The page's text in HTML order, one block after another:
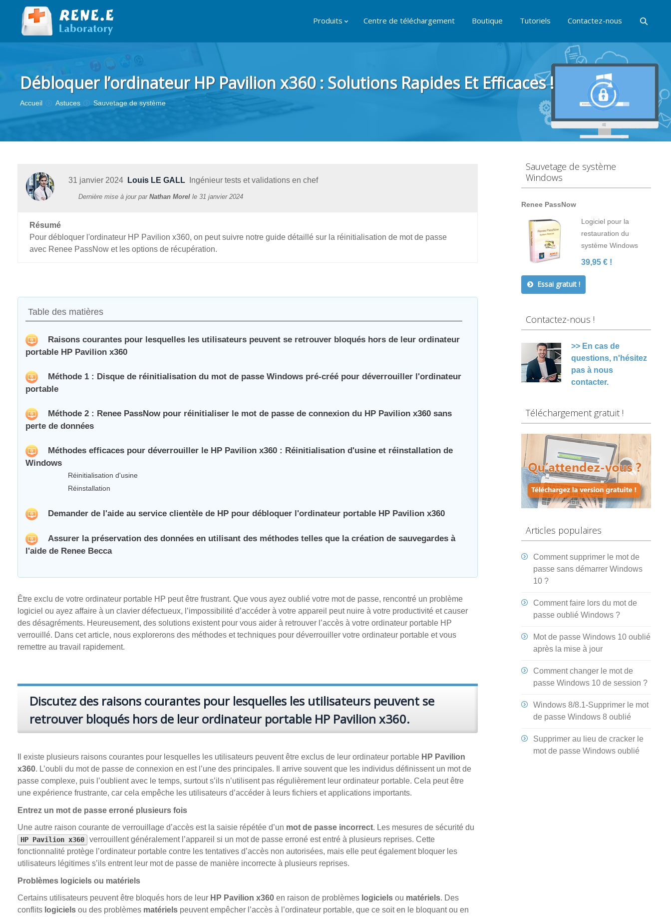
Produits Centre de téléchargement Boutique Tutoriels Contactez-nous
Débloquer l’ordinateur HP Pavilion x360 : Solutions Rapides Et Efficaces !
Vous êtes ici :
Accueil Astuces Sauvetage de système
31 janvier 2024 Louis LE GALL Ingénieur tests et validations en chef
Dernière mise à jour par Nathan Morel le 31 janvier 2024
Résumé
Pour débloquer l'ordinateur HP Pavilion x360, on peut suivre notre guide détaillé sur la réinitialisation de mot de passe
avec Renee PassNow et les options de récupération.
Table des matières
Raisons courantes pour lesquelles les utilisateurs peuvent se retrouver bloqués hors de leur ordinateur
portable HP Pavilion x360
Méthode 1 : Disque de réinitialisation du mot de passe Windows pré-créé pour déverrouiller l'ordinateur
portable
Méthode 2 : Renee PassNow pour réinitialiser le mot de passe de connexion du HP Pavilion x360 sans
perte de données
Méthodes efficaces pour déverrouiller le HP Pavilion x360 : Réinitialisation d'usine et réinstallation de
Windows
Réinitialisation d'usine
Réinstallation
Demander de l'aide au service clientèle de HP pour débloquer l'ordinateur portable HP Pavilion x360
Assurer la préservation des données en utilisant des méthodes telles que la création de sauvegardes à
l'aide de Renee Becca
Être exclu de votre ordinateur portable HP peut être frustrant. Que vous ayez oublié votre mot de passe, rencontré un problème
logiciel ou ayez affaire à un clavier défectueux, l’impossibilité d’accéder à votre appareil peut nuire à votre productivité et causer
des désagréments. Heureusement, des solutions existent pour vous aider à retrouver l’accès à votre ordinateur portable HP
verrouillé. Dans cet article, nous explorerons des méthodes et techniques pour déverrouiller votre ordinateur portable et vous
remettre au travail rapidement.
Discutez des raisons courantes pour lesquelles les utilisateurs peuvent se
retrouver bloqués hors de leur ordinateur portable HP Pavilion x360.
Il existe plusieurs raisons courantes pour lesquelles les utilisateurs peuvent être exclus de leur ordinateur portable HP Pavilion
x360. L’oubli du mot de passe de connexion en est l’une des principales. Il arrive souvent que les individus définissent un mot de
passe complexe, puis l’oublient avec le temps, surtout s’ils n’utilisent pas régulièrement leur ordinateur portable. Cela peut être
une expérience frustrante, car cela empêche les utilisateurs d’accéder à leurs fichiers et applications importants.
Entrez un mot de passe erroné plusieurs fois
Une autre raison courante de verrouillage d’accès est la saisie répétée d’un mot de passe incorrect. Les mesures de sécurité du
HP Pavilion x360
verrouillent généralement l’appareil si un mot de passe erroné est entré à plusieurs reprises. Cette
fonctionnalité protège l’ordinateur portable contre les tentatives d’accès non autorisées, mais elle peut également bloquer les
utilisateurs légitimes s’ils entrent leur mot de passe de manière incorrecte à plusieurs reprises.
Problèmes logiciels ou matériels
Certains utilisateurs peuvent être bloqués hors de leur HP Pavilion x360 en raison de problèmes logiciels ou matériels. Des
conflits logiciels ou des problèmes matériels peuvent empêcher l’accès à l’ordinateur portable, que ce soit en le bloquant ou en
Sauvetage de système
Windows
Renee PassNow
Logiciel pour la
restauration du
système Windows
39,95 € !
Essai gratuit !
Contactez-nous !
>> En cas de
questions, n'hésitez
pas à nous
contacter.
Téléchargement gratuit !
Articles populaires
Comment supprimer le mot de
passe sans démarrer Windows
10 ?
Comment faire lors du mot de
passe oublié Windows ?
Mot de passe Windows 10 oublié
après la mise à jour
Comment changer le mot de
passe Windows 10 de session ?
Windows 8/8.1-Supprimer le mot
de passe Windows 8 oublié
Supprimer au lieu de cracker le
mot de passe Windows oublié